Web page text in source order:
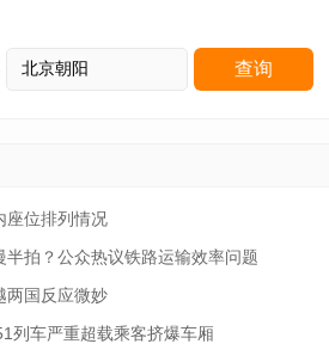
座位排列情况
拍？公众热议铁路运输效率问题
两国反应微妙
列车严重超载乘客挤爆车厢